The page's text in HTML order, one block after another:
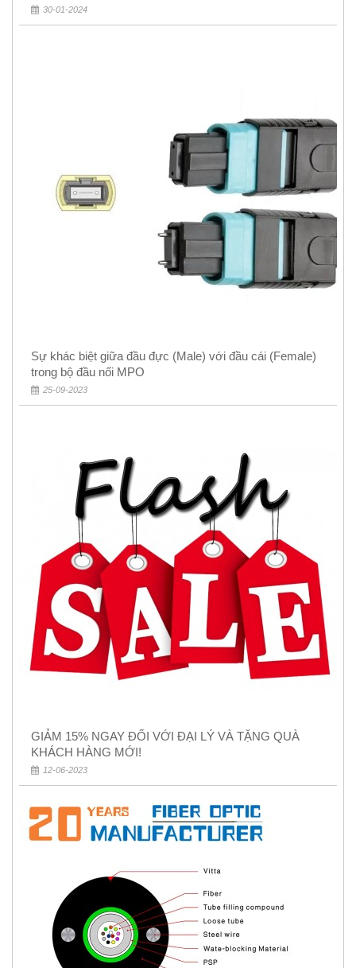
30-01-2024
Sự khác biệt giữa đầu đực (Male) với đầu cái (Female)
trong bộ đầu nối MPO
25-09-2023
GIẢM 15% NGAY ĐỐI VỚI ĐẠI LÝ VÀ TẶNG QUÀ
KHÁCH HÀNG MỚI!
12-06-2023